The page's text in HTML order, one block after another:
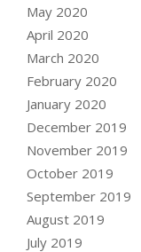
May 2020
April 2020
March 2020
February 2020
January 2020
December 2019
November 2019
October 2019
September 2019
August 2019
July 2019